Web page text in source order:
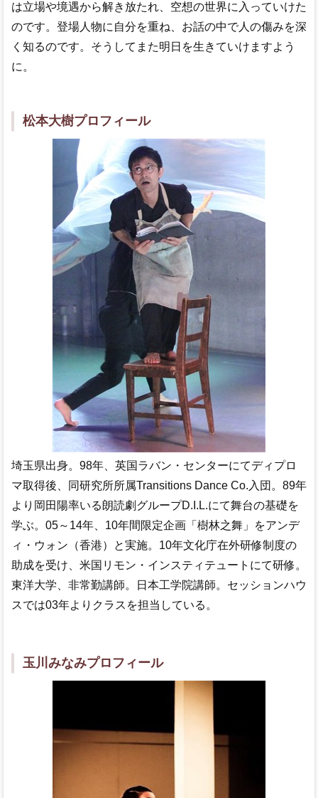
は立場や境遇から解き放たれ、空想の世界に入っていけた
のです。登場人物に自分を重ね、お話の中で人の傷みを深
く知るのです。そうしてまた明日を生きていけますよう
に。
松本大樹プロフィール
埼玉県出身。98年、英国ラバン・センターにてディプロ
マ取得後、同研究所所属Transitions Dance Co.入団。89年
より岡田陽率いる朗読劇グループD.I.L.にて舞台の基礎を
学ぶ。05～14年、10年間限定企画「樹林之舞」をアンデ
ィ・ウォン（香港）と実施。10年文化庁在外研修制度の
助成を受け、米国リモン・インスティテュートにて研修。
東洋大学、非常勤講師。日本工学院講師。セッションハウ
スでは03年よりクラスを担当している。
玉川みなみプロフィール